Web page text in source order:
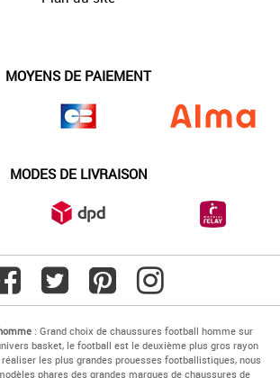
MOYENS DE PAIEMENT
MODES DE LIVRAISON
: Grand choix de chaussures football homme sur
basket, le football est le deuxième plus gros rayon
les plus grandes prouesses footballistiques, nous
phares des grandes marques de chaussures de